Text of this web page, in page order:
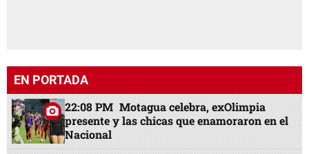
EN PORTADA
22:08 PM Motagua celebra, exOlimpia
presente y las chicas que enamoraron en el
Nacional